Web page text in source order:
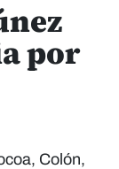
por
Colón,